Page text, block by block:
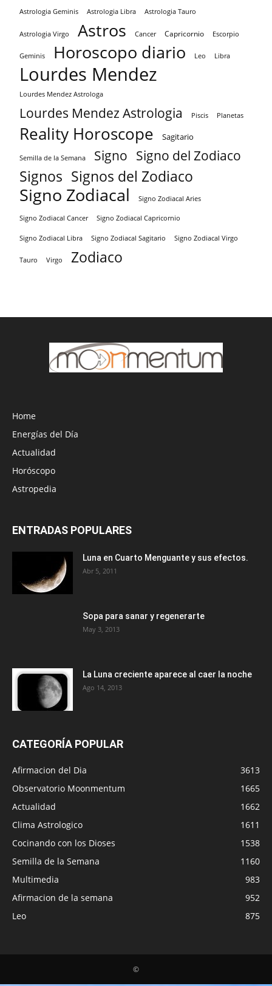
Astrologia Geminis Astrologia Libra Astrologia Tauro
Astrologia Virgo Astros Cancer Capricornio Escorpio
Geminis Horoscopo diario Leo Libra
Lourdes Mendez
Lourdes Mendez Astrologa
Lourdes Mendez Astrologia Piscis Planetas
Reality Horoscope Sagitario
Semilla de la Semana Signo Signo del Zodiaco
Signos Signos del Zodiaco
Signo Zodiacal Signo Zodiacal Aries
Signo Zodiacal Cancer Signo Zodiacal Capricornio
Signo Zodiacal Libra Signo Zodiacal Sagitario Signo Zodiacal Virgo
Tauro Virgo Zodiaco
Home
Energías del Día
Actualidad
Horóscopo
Astropedia
ENTRADAS POPULARES
Luna en Cuarto Menguante y sus efectos.
Abr 5, 2011
Sopa para sanar y regenerarte
May 3, 2013
La Luna creciente aparece al caer la noche
Ago 14, 2013
CATEGORÍA POPULAR
Afirmacion del Dia
3613
Observatorio Moonmentum
1665
Actualidad
1662
Clima Astrologico
1611
Cocinando con los Dioses
1538
Semilla de la Semana
1160
Multimedia
983
Afirmacion de la semana
952
Leo
875
©